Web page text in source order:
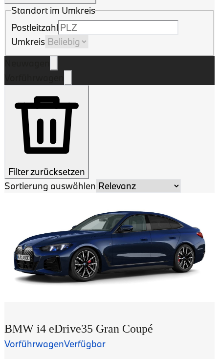
Standort im Umkreis
Postleitzahl
Umkreis
Filter zurücksetzen
Sortierung auswählen
BMW i4 eDrive35 Gran Coupé
VorführwagenVerfügbar